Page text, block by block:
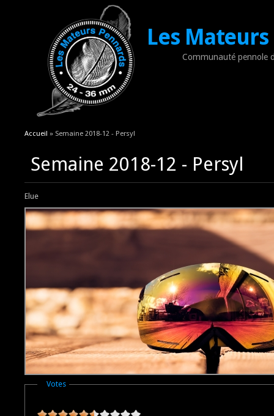
Les
Communauté pennole
Vous êtes ici
Accueil » Semaine 2018-12 - Persyl
Semaine 2018-12 - Persyl
Elue
Masquer
Votes